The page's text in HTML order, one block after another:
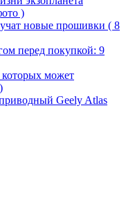
)
новые прошивки ( 8
перед покупкой: 9
которых может
Geely Atlas